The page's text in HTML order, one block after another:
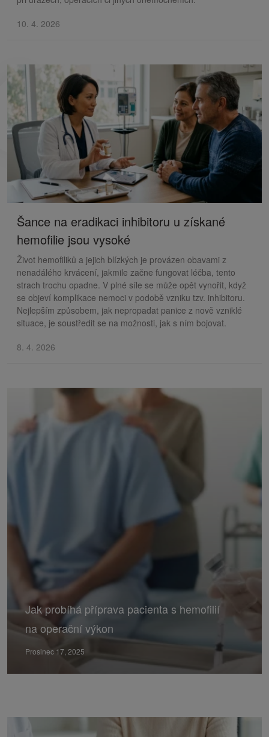
10. 4. 2026
Šance na eradikaci inhibitoru u získané
hemofilie jsou vysoké
Život hemofiliků a jejich blízkých je provázen obavami z
nenadálého krvácení, jakmile začne fungovat léčba, tento
strach trochu opadne. V plné síle se může opět vynořit, když
se objeví komplikace nemoci v podobě vzniku tzv. inhibitoru.
Nejlepším způsobem, jak nepropadat panice z nově vzniklé
situace, je soustředit se na možnosti, jak s ním bojovat.
8. 4. 2026
Jak probíhá příprava pacienta s hemofilií
na operační výkon
Prosinec 17, 2025